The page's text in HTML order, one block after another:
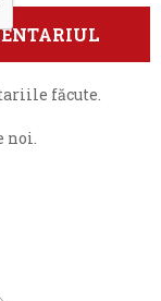
făcute.
noi.